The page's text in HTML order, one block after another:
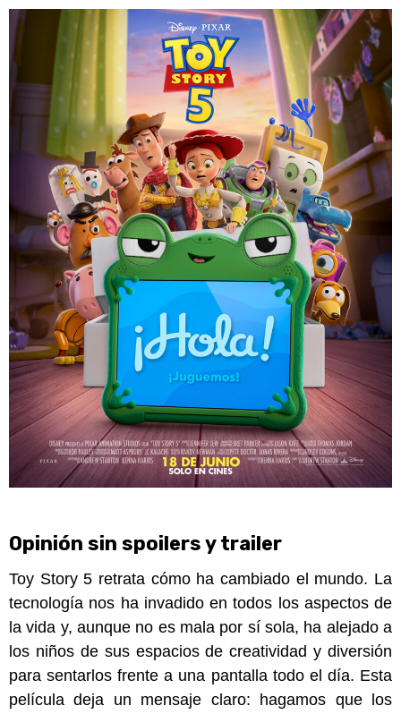
Opinión sin spoilers y trailer
Toy Story 5 retrata cómo ha cambiado el mundo. La
tecnología nos ha invadido en todos los aspectos de
la vida y, aunque no es mala por sí sola, ha alejado a
los niños de sus espacios de creatividad y diversión
para sentarlos frente a una pantalla todo el día. Esta
película deja un mensaje claro: hagamos que los